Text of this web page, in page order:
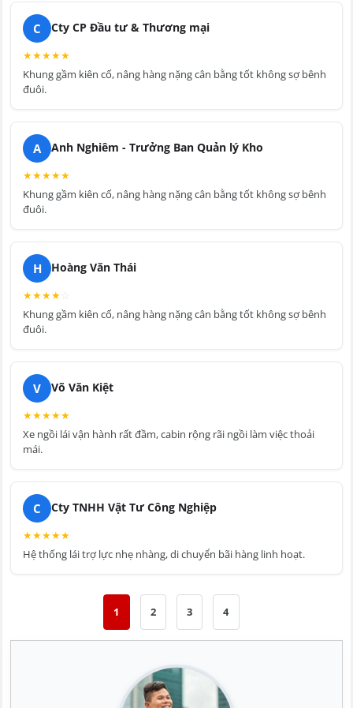
C
Cty CP Đầu tư & Thương mại
★★★★★
Khung gầm kiên cố, nâng hàng nặng cân bằng tốt không sợ bênh
đuôi.
A
Anh Nghiêm - Trưởng Ban Quản lý Kho
★★★★★
Khung gầm kiên cố, nâng hàng nặng cân bằng tốt không sợ bênh
đuôi.
H
Hoàng Văn Thái
★★★★
Khung gầm kiên cố, nâng hàng nặng cân bằng tốt không sợ bênh
đuôi.
V
Võ Văn Kiệt
★★★★★
Xe ngồi lái vận hành rất đầm, cabin rộng rãi ngồi làm việc thoải
mái.
C
Cty TNHH Vật Tư Công Nghiệp
★★★★★
Hệ thống lái trợ lực nhẹ nhàng, di chuyển bãi hàng linh hoạt.
1 2 3 4